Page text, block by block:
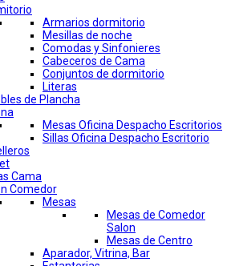
Armarios dormitorio
Mesillas de noche
Comodas y Sinfonieres
Cabeceros de Cama
Conjuntos de dormitorio
Literas
de Plancha
Mesas Oficina Despacho Escritorios
Sillas Oficina Despacho Escritorio
Cama
Comedor
Mesas
Mesas de Comedor
Salon
Mesas de Centro
Aparador, Vitrina, Bar